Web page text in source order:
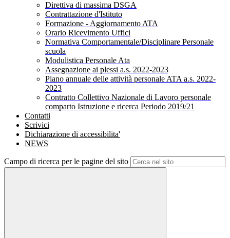
Direttiva di massima DSGA
Contrattazione d'Istituto
Formazione - Aggiornamento ATA
Orario Ricevimento Uffici
Normativa Comportamentale/Disciplinare Personale
scuola
Modulistica Personale Ata
Assegnazione ai plessi a.s. 2022-2023
Piano annuale delle attività personale ATA a.s. 2022-
2023
Contratto Collettivo Nazionale di Lavoro personale
comparto Istruzione e ricerca Periodo 2019/21
Contatti
Scrivici
Dichiarazione di accessibilita'
NEWS
Campo di ricerca per le pagine del sito